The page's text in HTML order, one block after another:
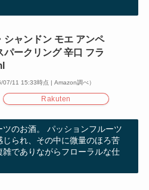
シャンドン モエ アンペ
パークリング 辛口 フラ
07/11 15:33時点 | Amazon調べ）
Rakuten
のお酒。 パッションフルーツ
られ、その中に微量のほろ苦
でありながらフローラルな仕